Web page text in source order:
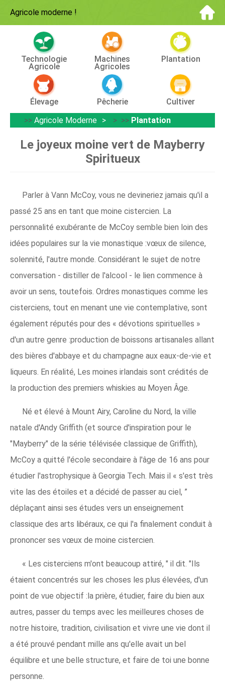
Agricole moderne !
Technologie
Agricole
Machines
Agricoles
Plantation
Élevage Pêcherie
Cultiver
>> Agricole Moderne > >> Plantation
Le joyeux moine vert de Mayberry
Spiritueux
Parler à Vann McCoy, vous ne devineriez jamais qu'il a
passé 25 ans en tant que moine cistercien. La
personnalité exubérante de McCoy semble bien loin des
idées populaires sur la vie monastique :vœux de silence,
solennité, l'autre monde. Considérant le sujet de notre
conversation - distiller de l'alcool - le lien commence à
avoir un sens, toutefois. Ordres monastiques comme les
cisterciens, tout en menant une vie contemplative, sont
également réputés pour des « dévotions spirituelles »
d'un autre genre :production de boissons artisanales allant
des bières d'abbaye et du champagne aux eaux-de-vie et
liqueurs. En réalité, Les moines irlandais sont crédités de
la production des premiers whiskies au Moyen Âge.
Né et élevé à Mount Airy, Caroline du Nord, la ville
natale d'Andy Griffith (et source d'inspiration pour le
"Mayberry" de la série télévisée classique de Griffith),
McCoy a quitté l'école secondaire à l'âge de 16 ans pour
étudier l'astrophysique à Georgia Tech. Mais il « s'est très
vite las des étoiles et a décidé de passer au ciel, ”
déplaçant ainsi ses études vers un enseignement
classique des arts libéraux, ce qui l'a finalement conduit à
prononcer ses vœux de moine cistercien.
« Les cisterciens m'ont beaucoup attiré, " il dit. "Ils
étaient concentrés sur les choses les plus élevées, d'un
point de vue objectif :la prière, étudier, faire du bien aux
autres, passer du temps avec les meilleures choses de
notre histoire, tradition, civilisation et vivre une vie dont il
a été prouvé pendant mille ans qu'elle avait un bel
équilibre et une belle structure, et faire de toi une bonne
personne.